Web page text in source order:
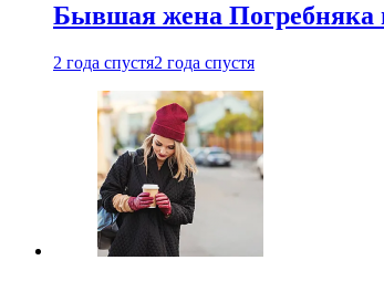
Бывшая жена Погребняка
2 года спустя2 года спустя